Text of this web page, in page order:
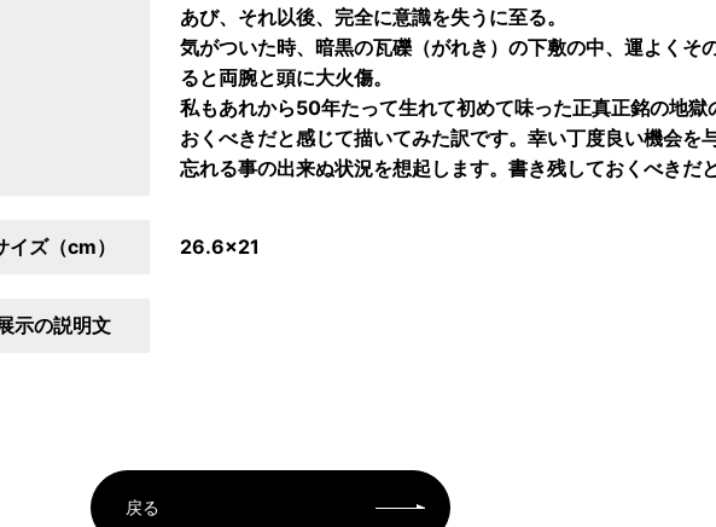
あび、それ以後、完全に意識を失うに至る。
気がついた時、暗黒の瓦礫（がれき）の下敷の中、運よくそ
ると両腕と頭に大火傷。
私もあれから50年たって生れて初めて味った正真正銘の地獄
おくべきだと感じて描いてみた訳です。幸い丁度良い機会を
忘れる事の出来ぬ状況を想起します。書き残しておくべきだ
イズ（cm） 26.6×21
示の説明文
戻る